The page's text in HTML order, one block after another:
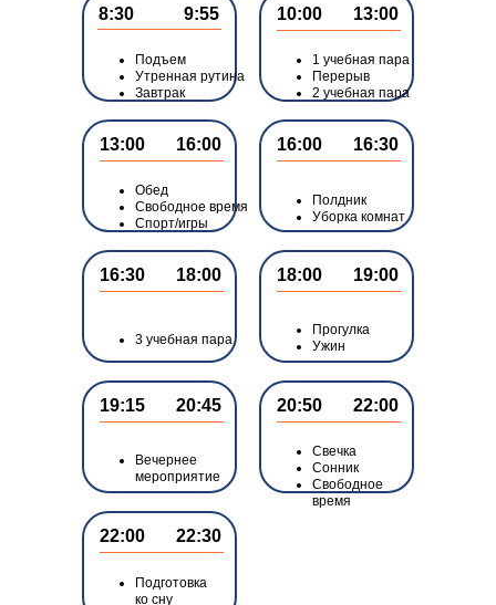
Подготовка
ко сну
20:50
Свечка
Сонник
Свободное
время
20:45
19:15
Вечернее
мероприятие
19:00
18:00
Уборка комнат
Ужин
18:00
Прогулка
9:55
8:30
Подъем
Утренная рутина
Завтрак
13:00
10:00
1 учебная пара
Перерыв
2 учебная пара
3 учебная пара
13:00
Обед
Свободное время
22:30
22:00
22:00
Прогулка
Ужин
16:30
3 учебная пара
16:30
16:00
Полдник
Уборка комнат
16:00
Обед
Свободное время
Спорт/игры